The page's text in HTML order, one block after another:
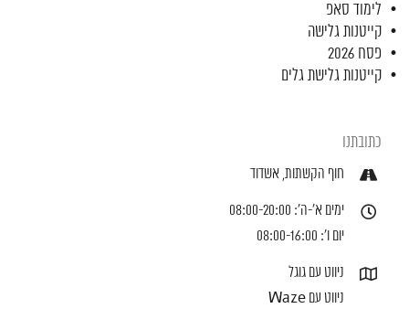
לימוד סאפ
קייטנות גלישה
פסח 2026
קייטנות גלישת גלים
כתובתנו
חוף הקשתות, אשדוד
ימים א'-ה': 08:00-20:00
יום ו': 08:00-16:00
ניווט עם גוגל
ניווט עם Waze